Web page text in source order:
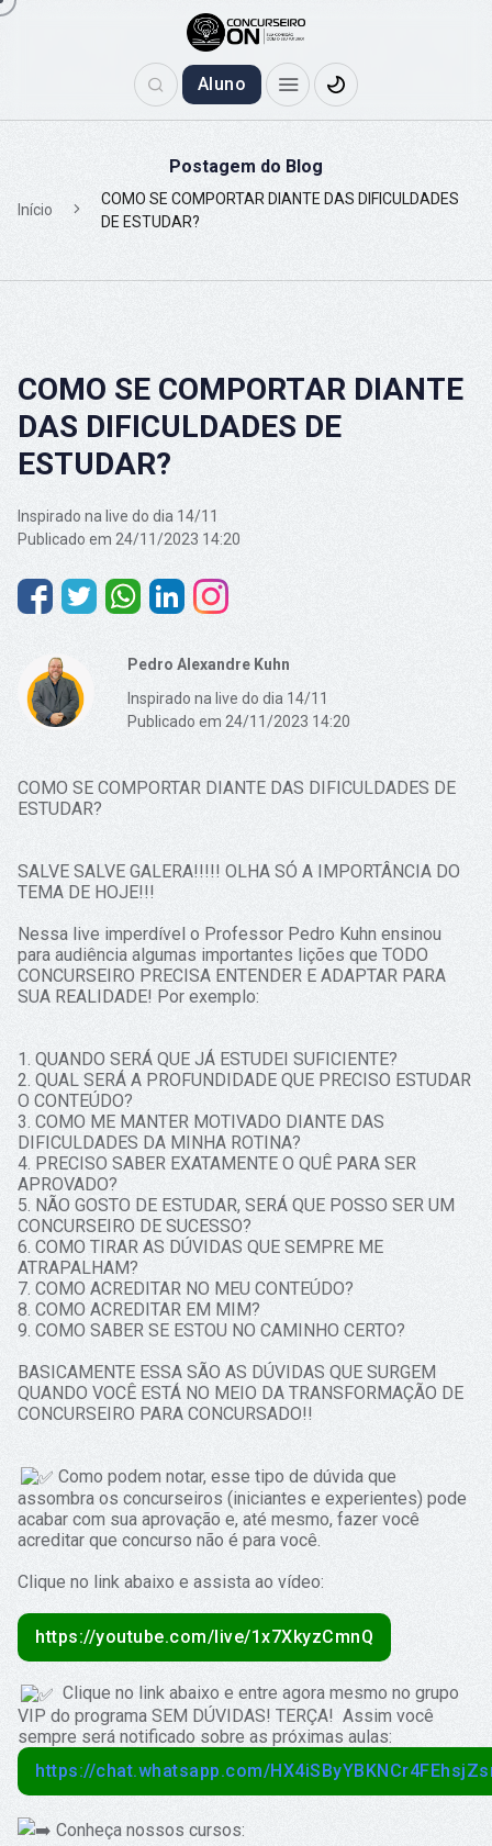
Aluno
Postagem do Blog
Início
COMO SE COMPORTAR DIANTE DAS DIFICULDADES
DE ESTUDAR?
COMO SE COMPORTAR DIANTE
DAS DIFICULDADES DE
ESTUDAR?
Inspirado na live do dia 14/11
Publicado em 24/11/2023 14:20
Pedro Alexandre Kuhn
Inspirado na live do dia 14/11
Publicado em 24/11/2023 14:20
COMO SE COMPORTAR DIANTE DAS DIFICULDADES DE
ESTUDAR?
SALVE SALVE GALERA!!!!! OLHA SÓ A IMPORTÂNCIA DO
TEMA DE HOJE!!!
Nessa live imperdível o Professor Pedro Kuhn ensinou
para audiência algumas importantes lições que TODO
CONCURSEIRO PRECISA ENTENDER E ADAPTAR PARA
SUA REALIDADE! Por exemplo:
1. QUANDO SERÁ QUE JÁ ESTUDEI SUFICIENTE?
2. QUAL SERÁ A PROFUNDIDADE QUE PRECISO ESTUDAR
O CONTEÚDO?
3. COMO ME MANTER MOTIVADO DIANTE DAS
DIFICULDADES DA MINHA ROTINA?
4. PRECISO SABER EXATAMENTE O QUÊ PARA SER
APROVADO?
5. NÃO GOSTO DE ESTUDAR, SERÁ QUE POSSO SER UM
CONCURSEIRO DE SUCESSO?
6. COMO TIRAR AS DÚVIDAS QUE SEMPRE ME
ATRAPALHAM?
7. COMO ACREDITAR NO MEU CONTEÚDO?
8. COMO ACREDITAR EM MIM?
9. COMO SABER SE ESTOU NO CAMINHO CERTO?
BASICAMENTE ESSA SÃO AS DÚVIDAS QUE SURGEM
QUANDO VOCÊ ESTÁ NO MEIO DA TRANSFORMAÇÃO DE
CONCURSEIRO PARA CONCURSADO!!
Como podem notar, esse tipo de dúvida que
assombra os concurseiros (iniciantes e experientes) pode
acabar com sua aprovação e, até mesmo, fazer você
acreditar que concurso não é para você.
Clique no link abaixo e assista ao vídeo:
https://youtube.com/live/1x7XkyzCmnQ
Clique no link abaixo e entre agora mesmo no grupo
VIP do programa SEM DÚVIDAS! TERÇA! Assim você
sempre será notificado sobre as próximas aulas:
https://chat.whatsapp.com/
Conheça nossos cursos: